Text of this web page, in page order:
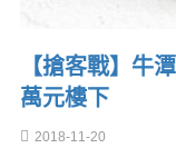
【搶客戰】牛
萬元樓下
2018-11-20